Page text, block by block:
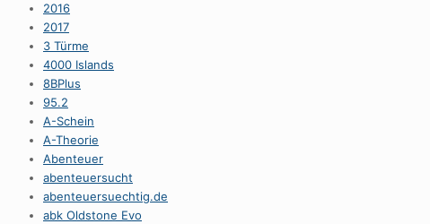
2016
2017
3 Türme
4000 Islands
8BPlus
95.2
A-Schein
A-Theorie
Abenteuer
abenteuersucht
abenteuersuechtig.de
abk Oldstone Evo